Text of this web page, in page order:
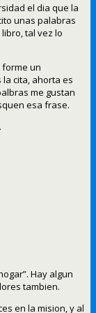
el dia que la
unas palabras
tal vez lo
un
cita, ahorta es
me gustan
esa frase.
Hay algun
tambien.
en la mision, y al